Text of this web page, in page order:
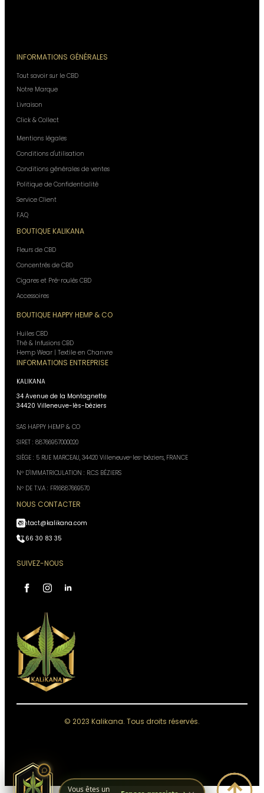
INFORMATIONS GÉNÉRALES
Tout savoir sur le CBD
Notre Marque
Livraison
Click & Collect
Mentions légales
Conditions d'utilisation
Conditions générales de ventes
Politique de Confidentialité
Service Client
F.A.Q
BOUTIQUE KALIKANA
Fleurs de CBD
Concentrés de CBD
Cigares et Pré-roulés CBD
Accessoires
BOUTIQUE HAPPY HEMP & CO
Huiles CBD
Thé & Infusions CBD
Hemp Wear | Textile en Chanvre
INFORMATIONS ENTREPRISE
KALIKANA
34 Avenue de la Montagnette
34420 Villeneuve-lès-béziers
SAS HAPPY HEMP & CO
SIRET : 88766957000020
SIÈGE : 5 RUE MARCEAU, 34420 Villeneuve-les-béziers, FRANCE
N° D'IMMATRICULATION : R.C.S BÉZIERS
N° DE T.V.A : FR16887669570
NOUS CONTACTER
contact@kalikana.com
07 66 30 83 35
SUIVEZ-NOUS
© 2023 Kalikana. Tous droits réservés.
Vous êtes un
IA, réponses instantanées,
Conseiller disponible 24h/24